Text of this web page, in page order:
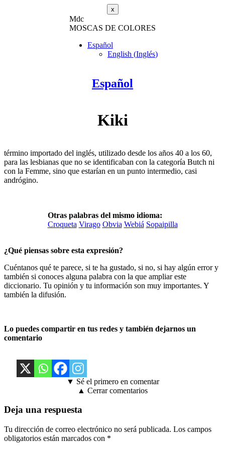
x
Mdc
MOSCAS DE COLORES
Español
English (Inglés)
Español
Kiki
término importado del inglés, utilizado desde los años 40 a los 60,
para las lesbianas que no se identificaban con la categoría Butch ni
con la Femme, sino que estarían en un punto intermedio, casi
andrógino.
Otras palabras del mismo idioma:
Croqueta Virago Obvia Webiá Sopaipilla
¿Qué piensas sobre esta expresión?
Cuéntanos qué te parece, si te ha gustado, si no, si hay algún error y
también si conoces alguna palabra con la que ampliar este
diccionario. Tu opinión y tu información son muy importantes. Y
también la difusión.
Lo puedes compartir en tus redes y también dejarnos un
comentario
▼ Sé el primero en comentar
▲ Cerrar comentarios
Deja una respuesta
Tu dirección de correo electrónico no será publicada. Los campos
obligatorios están marcados con *